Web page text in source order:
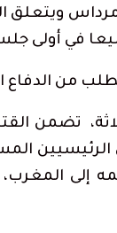
ويتعلق
في أولى
من الدفاع
تضمن
إلى
وسط
الـ31 لمهرجان